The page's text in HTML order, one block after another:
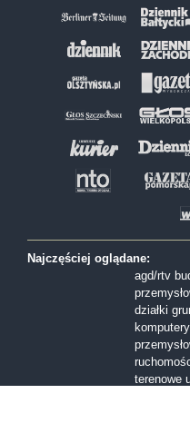
Najczęściej oglądane:
agd/rtv
działki
komputery
terenowe